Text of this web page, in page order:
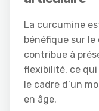
La curcumine
bénéfique sur
contribue à
flexibilité, ce
le cadre d’un
en âge.